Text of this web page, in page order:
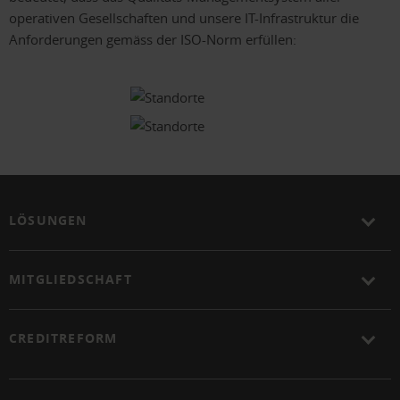
operativen Gesellschaften und unsere IT-Infrastruktur die
Anforderungen gemäss der ISO-Norm erfüllen:
LÖSUNGEN
MITGLIEDSCHAFT
CREDITREFORM